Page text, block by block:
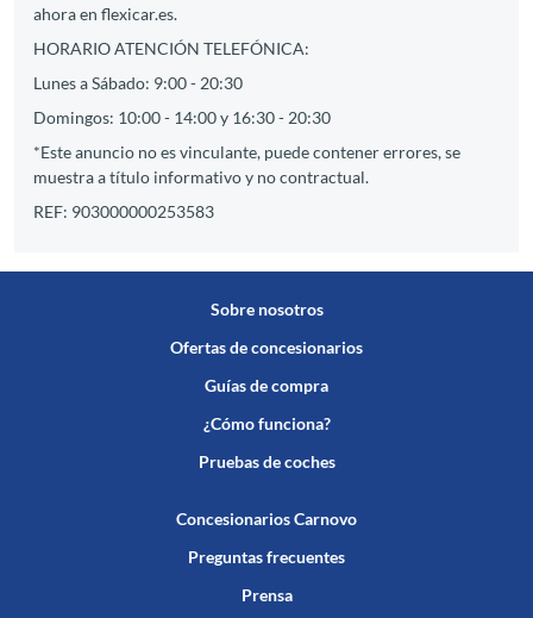
ahora en flexicar.es.
HORARIO ATENCIÓN TELEFÓNICA:
Lunes a Sábado: 9:00 - 20:30
Domingos: 10:00 - 14:00 y 16:30 - 20:30
*Este anuncio no es vinculante, puede contener errores, se
muestra a título informativo y no contractual.
REF: 903000000253583
Sobre nosotros
Ofertas de concesionarios
Guías de compra
¿Cómo funciona?
Pruebas de coches
Concesionarios Carnovo
Preguntas frecuentes
Prensa